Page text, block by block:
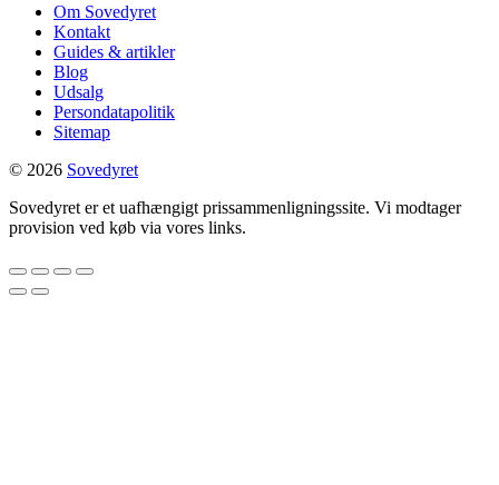
Om Sovedyret
Kontakt
Guides & artikler
Blog
Udsalg
Persondatapolitik
Sitemap
© 2026 Sovedyret
Sovedyret er et uafhængigt prissammenligningssite. Vi modtager
provision ved køb via vores links.